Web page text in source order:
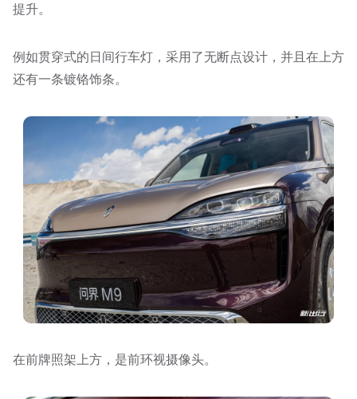
提升。
例如贯穿式的日间行车灯，采用了无断点设计，并且在上方
还有一条镀铬饰条。
在前牌照架上方，是前环视摄像头。